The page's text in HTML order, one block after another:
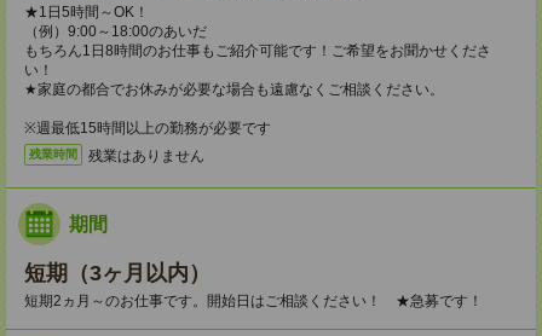
★1日5時間～OK！
（例）9:00～18:00のあいだ
もちろん1日8時間のお仕事もご紹介可能です！ご希望をお聞かせくださ
い！
★家庭の都合でお休みが必要な場合も遠慮なくご相談ください。
※週最低15時間以上の勤務が必要です
残業時間 残業はありません
期間
短期（3ヶ月以内）
短期2ヵ月～のお仕事です。開始日はご相談ください！ ★急募です！